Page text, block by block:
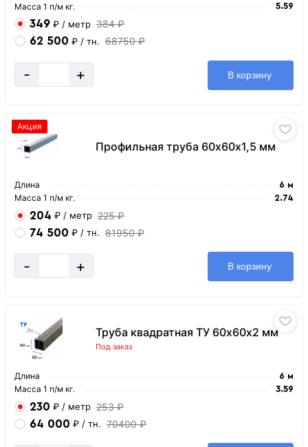
Масса 1 п/м кг. 5.59
349 ₽ / метр 384 ₽
62 500 ₽ / тн. 68750 ₽
- + В корзину
Профильная труба 60х60х1,5 мм
Акция
Длина 6 м
Масса 1 п/м кг. 2.74
204 ₽ / метр 225 ₽
74 500 ₽ / тн. 81950 ₽
- + В корзину
Труба квадратная ТУ 60х60х2 мм
Под заказ
Длина 6 м
Масса 1 п/м кг. 3.59
230 ₽ / метр 253 ₽
64 000 ₽ / тн. 70400 ₽